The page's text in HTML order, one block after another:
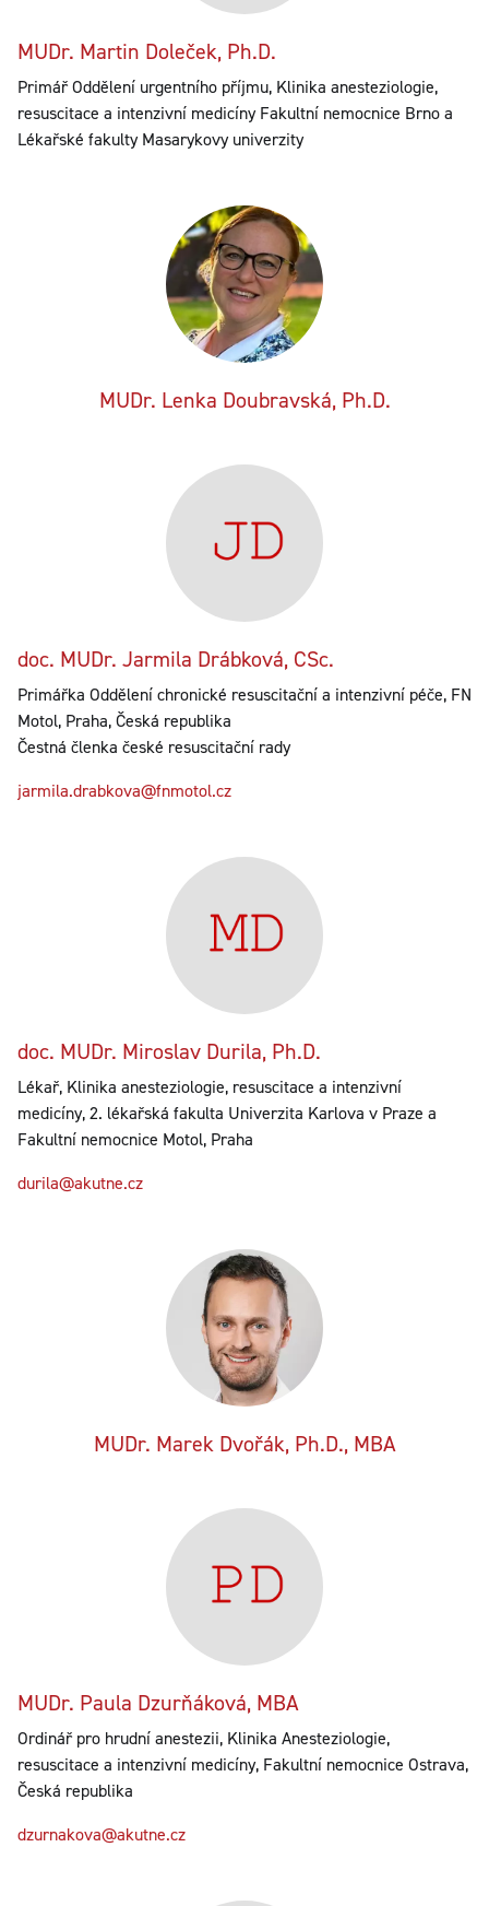
MUDr. Martin Doleček, Ph.D.
Primář Oddělení urgentního příjmu, Klinika anesteziologie,
resuscitace a intenzivní medicíny Fakultní nemocnice Brno a
Lékařské fakulty Masarykovy univerzity
MUDr. Lenka Doubravská, Ph.D.
doc. MUDr. Jarmila Drábková, CSc.
Primářka Oddělení chronické resuscitační a intenzivní péče, FN
Motol, Praha, Česká republika
Čestná členka české resuscitační rady
jarmila.drabkova@fnmotol.cz
doc. MUDr. Miroslav Durila, Ph.D.
Lékař, Klinika anesteziologie, resuscitace a intenzivní
medicíny, 2. lékařská fakulta Univerzita Karlova v Praze a
Fakultní nemocnice Motol, Praha
durila@akutne.cz
MUDr. Marek Dvořák, Ph.D., MBA
MUDr. Paula Dzurňáková, MBA
Ordinář pro hrudní anestezii, Klinika Anesteziologie,
resuscitace a intenzivní medicíny, Fakultní nemocnice Ostrava,
Česká republika
dzurnakova@akutne.cz